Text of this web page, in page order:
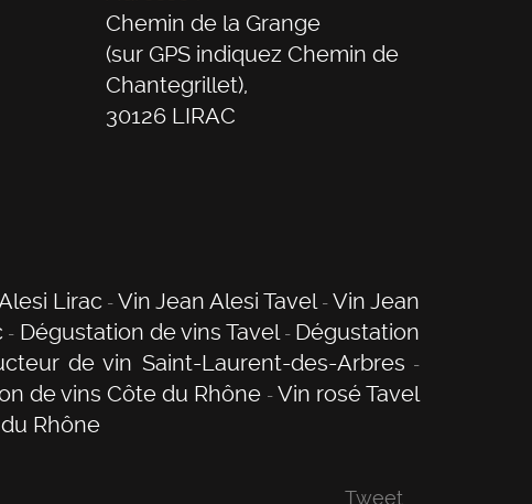
Chemin de la Grange
(sur GPS indiquez Chemin de
Chantegrillet),
30126 LIRAC
Lirac Vin Jean Alesi Tavel Vin Jean
Dégustation de vins Tavel
Dégustation
de vin Saint-Laurent-des-Arbres
de vins Côte du Rhône
Vin rosé Tavel
Rhône
Tweet